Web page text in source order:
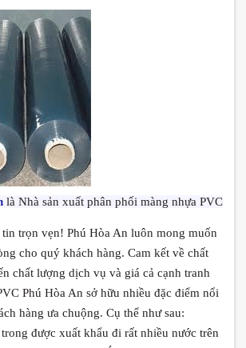
là Nhà sản xuất phân phối màng nhựa PVC
trọn vẹn! Phú Hòa An luôn mong muốn
cho quý khách hàng. Cam kết về chất
chất lượng dịch vụ và giá cả cạnh tranh
Phú Hòa An sở hữu nhiều đặc điểm nổi
hàng ưa chuộng. Cụ thể như sau:
được xuất khẩu đi rất nhiều nước trên